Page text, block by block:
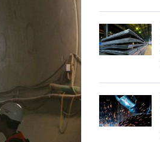
июле
с
года
Цены
на
катушку
несмотря
на
Tk
accelis
в